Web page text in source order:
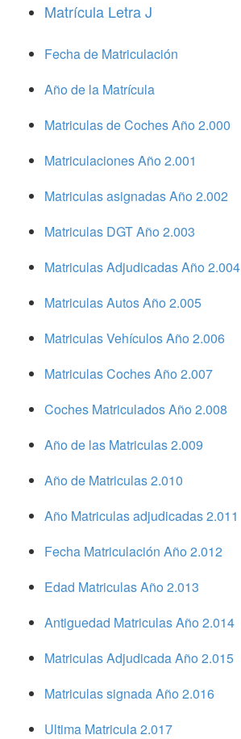
Matrícula Letra J
Fecha de Matriculación
Año de la Matrícula
Matriculas de Coches Año 2.000
Matriculaciones Año 2.001
Matriculas asignadas Año 2.002
Matriculas DGT Año 2.003
Matriculas Adjudicadas Año 2.004
Matriculas Autos Año 2.005
Matriculas Vehículos Año 2.006
Matriculas Coches Año 2.007
Coches Matriculados Año 2.008
Año de las Matriculas 2.009
Año de Matriculas 2.010
Año Matriculas adjudicadas 2.011
Fecha Matriculación Año 2.012
Edad Matriculas Año 2.013
Antiguedad Matriculas Año 2.014
Matriculas Adjudicada Año 2.015
Matriculas signada Año 2.016
Ultima Matricula 2.017